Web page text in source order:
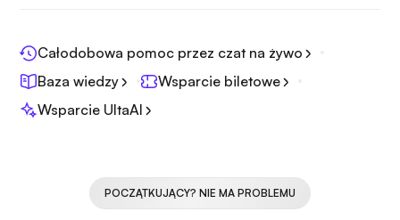
Całodobowa pomoc przez czat na żywo
Baza wiedzy
Wsparcie biletowe
Wsparcie UltaAI
POCZĄTKUJĄCY? NIE MA PROBLEMU